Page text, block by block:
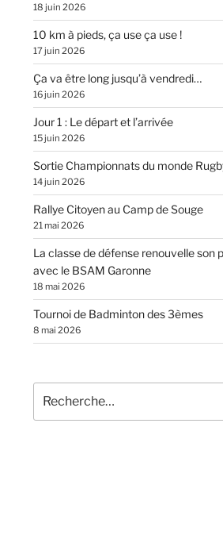
18 juin 2026
10 km à pieds, ça use ça use !
17 juin 2026
Ça va être long jusqu’à vendredi…
16 juin 2026
Jour 1 : Le départ et l’arrivée
15 juin 2026
Sortie Championnats du monde
14 juin 2026
Rallye Citoyen au Camp de Souge
21 mai 2026
La classe de défense renouvelle son
avec le BSAM Garonne
18 mai 2026
Tournoi de Badminton des 3èmes
8 mai 2026
pour
: